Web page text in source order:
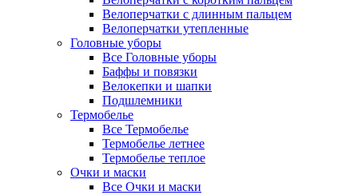
Велоперчатки с длинным пальцем
Велоперчатки утепленные
Головные уборы
Все Головные уборы
Баффы и повязки
Велокепки и шапки
Подшлемники
Термобелье
Все Термобелье
Термобелье летнее
Термобелье теплое
Очки и маски
Все Очки и маски